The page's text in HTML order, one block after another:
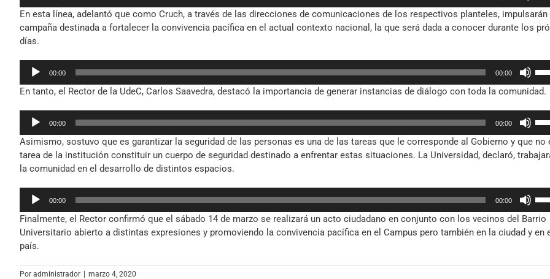
audio
de
o
el
En esta línea, adelantó que como Cruch, a través de las direcciones de comunicaciones de los respectivos planteles, impulsarán
campaña destinada a fortalecer la convivencia pacífica en el actual contexto nacional, la que será dada a conocer durante los
días.
Reproductor
audio
00:00 00:00
el
En tanto, el Rector de la UdeC, Carlos Saavedra, destacó la importancia de generar instancias de diálogo con toda la comunidad.
Reproductor
audio
00:00 00:00
de
o
Asimismo, sostuvo que es garantizar la seguridad de las personas es una de las tareas que le corresponde al Gobierno y que no
tarea de la institución constituir un cuerpo de seguridad destinado a enfrentar estas situaciones. La Universidad, declaró,
la comunidad en el desarrollo de distintos espacios.
Reproductor
audio
00:00 00:00
de
Finalmente, el Rector confirmó que el sábado 14 de marzo se realizará un acto ciudadano en conjunto con los vecinos del Barrio
Universitario abierto a distintas expresiones y promoviendo la convivencia pacífica en el Campus pero también en la ciudad y en
país.
Por administrador marzo 4, 2020